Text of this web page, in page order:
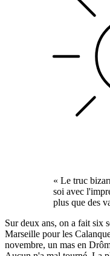
« Le truc
soi avec
plus que des
Sur deux ans, on a fait six
Marseille pour les
novembre, un mas en